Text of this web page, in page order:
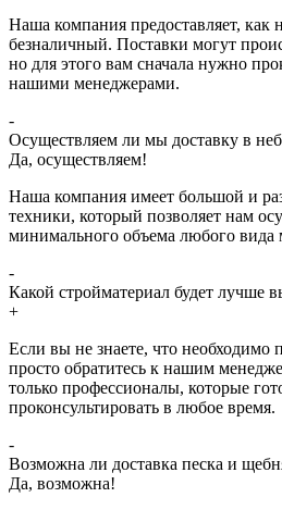
Наша компания предоставляет, как
безналичный. Поставки могут
но для этого вам сначала нужно
нашими менеджерами.
-
Осуществляем ли мы доставку в
Да, осуществляем!
Наша компания имеет большой и
техники, который позволяет нам
минимального объема любого вида
-
Какой стройматериал будет лучше
+
Если вы не знаете, что необходимо
просто обратитесь к нашим
только профессионалы, которые
проконсультировать в любое время.
-
Возможна ли доставка песка и
Да, возможна!